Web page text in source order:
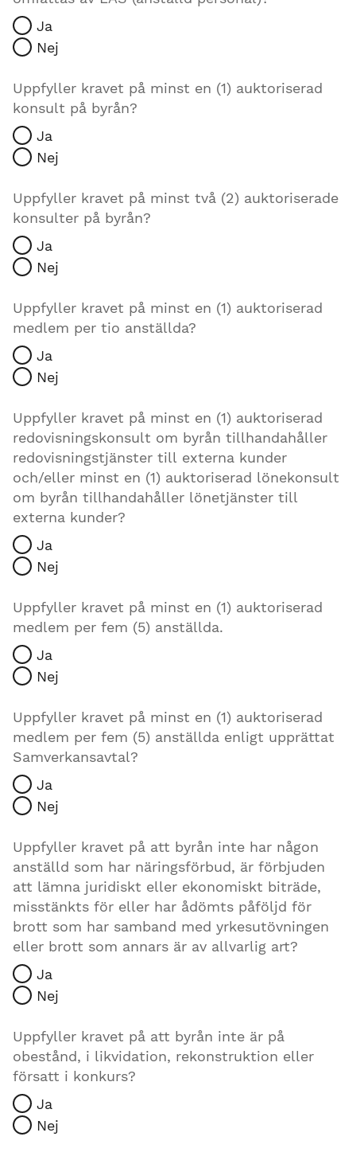
Ja
Nej
Uppfyller kravet på minst en (1) auktoriserad
konsult på byrån?
Ja
Nej
Uppfyller kravet på minst två (2) auktoriserade
konsulter på byrån?
Ja
Nej
Uppfyller kravet på minst en (1) auktoriserad
medlem per tio anställda?
Ja
Nej
Uppfyller kravet på minst en (1) auktoriserad
redovisningskonsult om byrån tillhandahåller
redovisningstjänster till externa kunder
och/eller minst en (1) auktoriserad lönekonsult
om byrån tillhandahåller lönetjänster till
externa kunder?
Ja
Nej
Uppfyller kravet på minst en (1) auktoriserad
medlem per fem (5) anställda.
Ja
Nej
Uppfyller kravet på minst en (1) auktoriserad
medlem per fem (5) anställda enligt upprättat
Samverkansavtal?
Ja
Nej
Uppfyller kravet på att byrån inte har någon
anställd som har näringsförbud, är förbjuden
att lämna juridiskt eller ekonomiskt biträde,
misstänkts för eller har ådömts påföljd för
brott som har samband med yrkesutövningen
eller brott som annars är av allvarlig art?
Ja
Nej
Uppfyller kravet på att byrån inte är på
obestånd, i likvidation, rekonstruktion eller
försatt i konkurs?
Ja
Nej